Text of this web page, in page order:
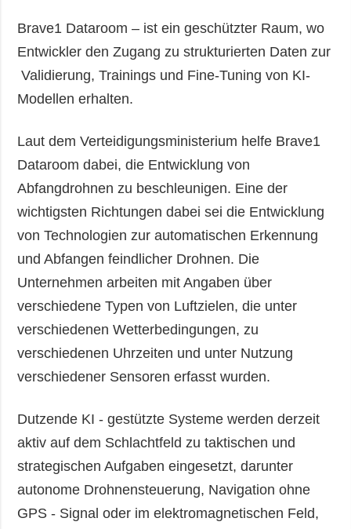
Brave1 Dataroom – ist ein geschützter Raum, wo
Entwickler den Zugang zu strukturierten Daten zur
Validierung, Trainings und Fine-Tuning von KI-
Modellen erhalten.
Laut dem Verteidigungsministerium helfe Brave1
Dataroom dabei, die Entwicklung von
Abfangdrohnen zu beschleunigen. Eine der
wichtigsten Richtungen dabei sei die Entwicklung
von Technologien zur automatischen Erkennung
und Abfangen feindlicher Drohnen. Die
Unternehmen arbeiten mit Angaben über
verschiedene Typen von Luftzielen, die unter
verschiedenen Wetterbedingungen, zu
verschiedenen Uhrzeiten und unter Nutzung
verschiedener Sensoren erfasst wurden.
Dutzende KI - gestützte Systeme werden derzeit
aktiv auf dem Schlachtfeld zu taktischen und
strategischen Aufgaben eingesetzt, darunter
autonome Drohnensteuerung, Navigation ohne
GPS - Signal oder im elektromagnetischen Feld,